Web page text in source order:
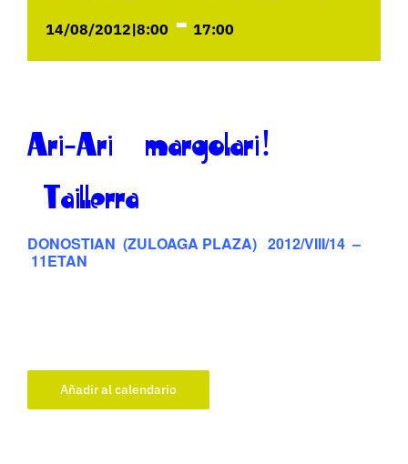
14/08/2012|8:00 - 17:00
Ari-Ari margolari!
Taillerra
DONOSTIAN (ZULOAGA PLAZA) 2012/VIII/14 –
11ETAN
Añadir al calendario